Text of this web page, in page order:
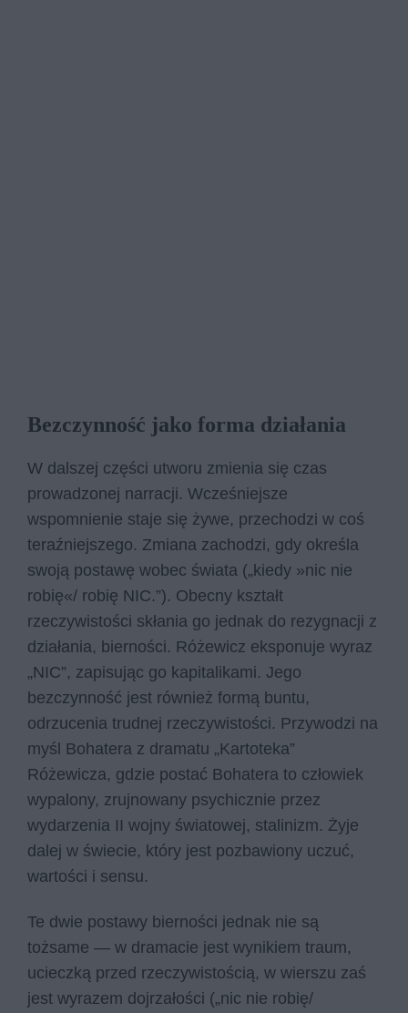
Bezczynność jako forma działania
W dalszej części utworu zmienia się czas
prowadzonej narracji. Wcześniejsze
wspomnienie staje się żywe, przechodzi w coś
teraźniejszego. Zmiana zachodzi, gdy określa
swoją postawę wobec świata („kiedy »nic nie
robię«/ robię NIC.”). Obecny kształt
rzeczywistości skłania go jednak do rezygnacji z
działania, bierności. Różewicz eksponuje wyraz
„NIC”, zapisując go kapitalikami. Jego
bezczynność jest również formą buntu,
odrzucenia trudnej rzeczywistości. Przywodzi na
myśl Bohatera z dramatu „Kartoteka”
Różewicza, gdzie postać Bohatera to człowiek
wypalony, zrujnowany psychicznie przez
wydarzenia II wojny światowej, stalinizm. Żyje
dalej w świecie, który jest pozbawiony uczuć,
wartości i sensu.
Te dwie postawy bierności jednak nie są
tożsame — w dramacie jest wynikiem traum,
ucieczką przed rzeczywistością, w wierszu zaś
jest wyrazem dojrzałości („nic nie robię/